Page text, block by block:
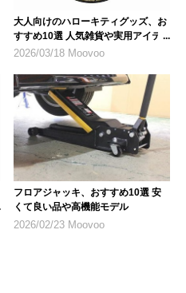
大人向けのハローキティグッズ、お
すすめ10選 人気雑貨や実用アイテ
ム
2026/03/18 Moovoo
フロアジャッキ、おすすめ10選 安
くて良い品や高機能モデル
2026/02/23 Moovoo